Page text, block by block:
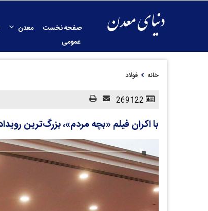
صفحه نخست معدن
عمومی
خانه فولاد
با اکران فیلم «بچه مردم»، بزرگ‌ترین